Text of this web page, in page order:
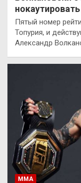
Пятый номер
Топурия, и
Александр
ММА